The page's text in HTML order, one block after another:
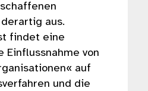
aus.
findet eine
von
auf
und die